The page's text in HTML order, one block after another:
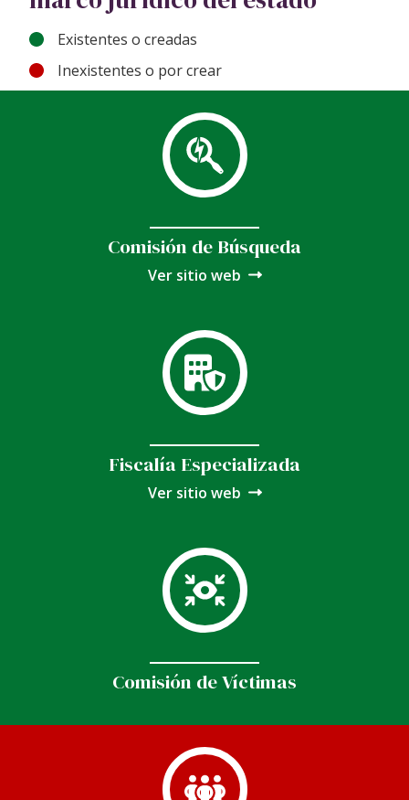
Existentes o creadas
Inexistentes o por crear
Comisión de Búsqueda
Ver sitio web
Fiscalía Especializada
Ver sitio web
Comisión de Víctimas